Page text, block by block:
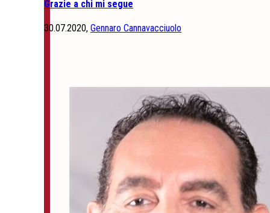
Grazie a chi mi segue
30.07.2020, Gennaro Cannavacciuolo